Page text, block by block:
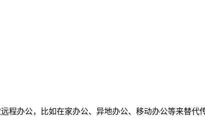
程办公，比如在家办公、异地办公、移动办公等来替